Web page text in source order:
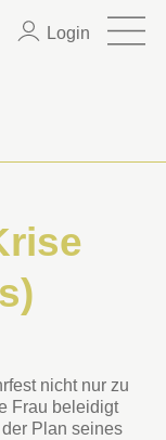
Login
nicht nur zu
Frau beleidigt
Plan seines